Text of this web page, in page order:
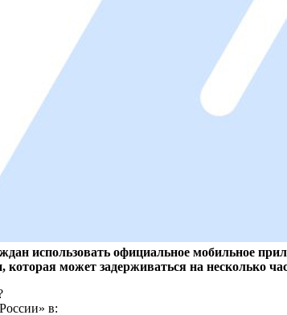
использовать официальное мобильное
которая может задерживаться на несколько
в: